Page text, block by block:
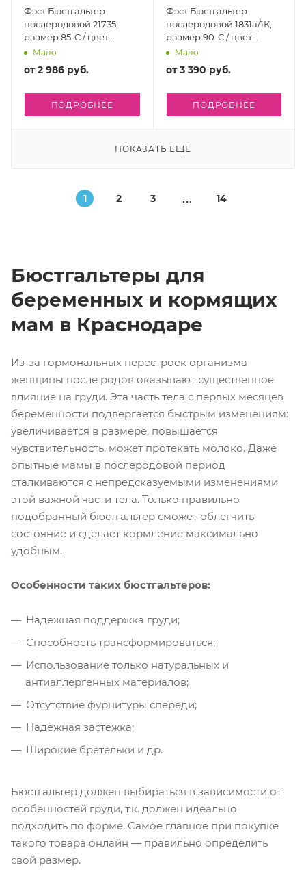
Фэст Бюстгальтер
послеродовой 21735,
размер 85-C / цвет
черный
Мало
от2 986 руб.
ПОДРОБНЕЕ
Фэст Бюстгальтер
послеродовой 1831а/1К,
размер 90-C / цвет
бежевый
Мало
от3 390 руб.
ПОДРОБНЕЕ
ПОКАЗАТЬ ЕЩЕ
1 2 3 14
Бюстгальтеры для
беременных и кормящих
мам в Краснодаре
Из-за гормональных перестроек организма
женщины после родов оказывают существенное
влияние на груди. Эта часть тела с первых месяцев
беременности подвергается быстрым изменениям:
увеличивается в размере, повышается
чувствительность, может протекать молоко. Даже
опытные мамы в послеродовой период
сталкиваются с непредсказуемыми изменениями
этой важной части тела. Только правильно
подобранный бюстгальтер сможет облегчить
состояние и сделает кормление максимально
удобным.
Особенности таких бюстгальтеров:
Надежная поддержка груди;
Способность трансформироваться;
Использование только натуральных и
антиаллергенных материалов;
Отсутствие фурнитуры спереди;
Надежная застежка;
Широкие бретельки и др.
Бюстгальтер должен выбираться в зависимости от
особенностей груди, т.к. должен идеально
подходить по форме. Самое главное при покупке
такого товара онлайн — правильно определить
свой размер.